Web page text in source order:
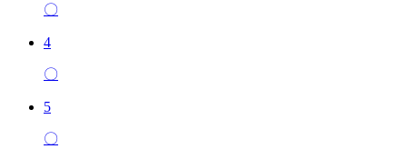
〇
4
〇
5
〇